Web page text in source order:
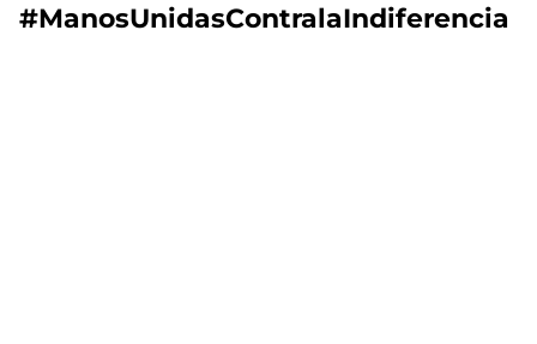
#ManosUnidasContralaIndiferencia